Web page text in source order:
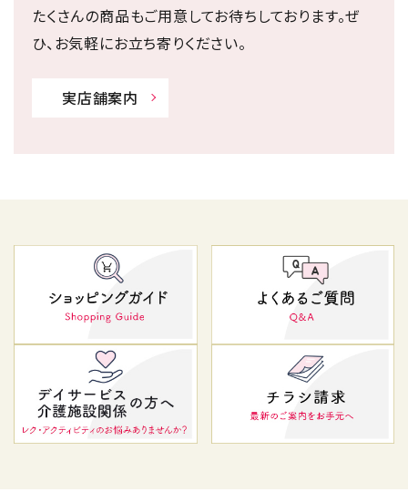
たくさんの商品もご用意してお待ちしております。ぜ
ひ、お気軽にお立ち寄りください。
実店舗案内